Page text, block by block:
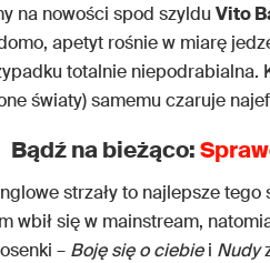
na nowości spod szyldu Vito
apetyt rośnie w miarę
totalnie niepodrabialna.
światy) samemu czaruje
Bądź na bieżąco:
strzały to najlepsze
wbił się w mainstream,
– Boję się o ciebiei Nudy